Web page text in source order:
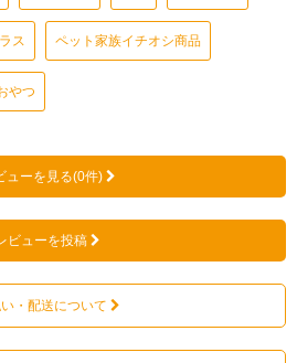
ス ペット家族イチオシ商品
やつ
ューを見る(0件)
ビューを投稿
・配送について